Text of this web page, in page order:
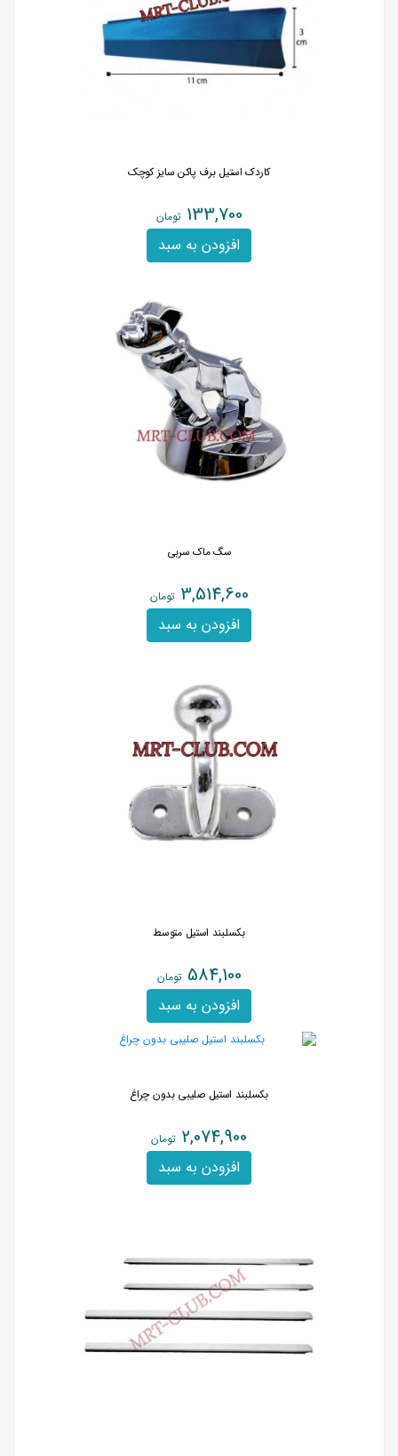
کاردک استیل برف پاکن سایز کوچک
133,700 تومان
افزودن به سبد
سگ ماک سربی
3,514,600 تومان
افزودن به سبد
بکسلبند استیل متوسط
584,100 تومان
افزودن به سبد
بکسلبند استیل صلیبی بدون چراغ
2,074,900 تومان
افزودن به سبد